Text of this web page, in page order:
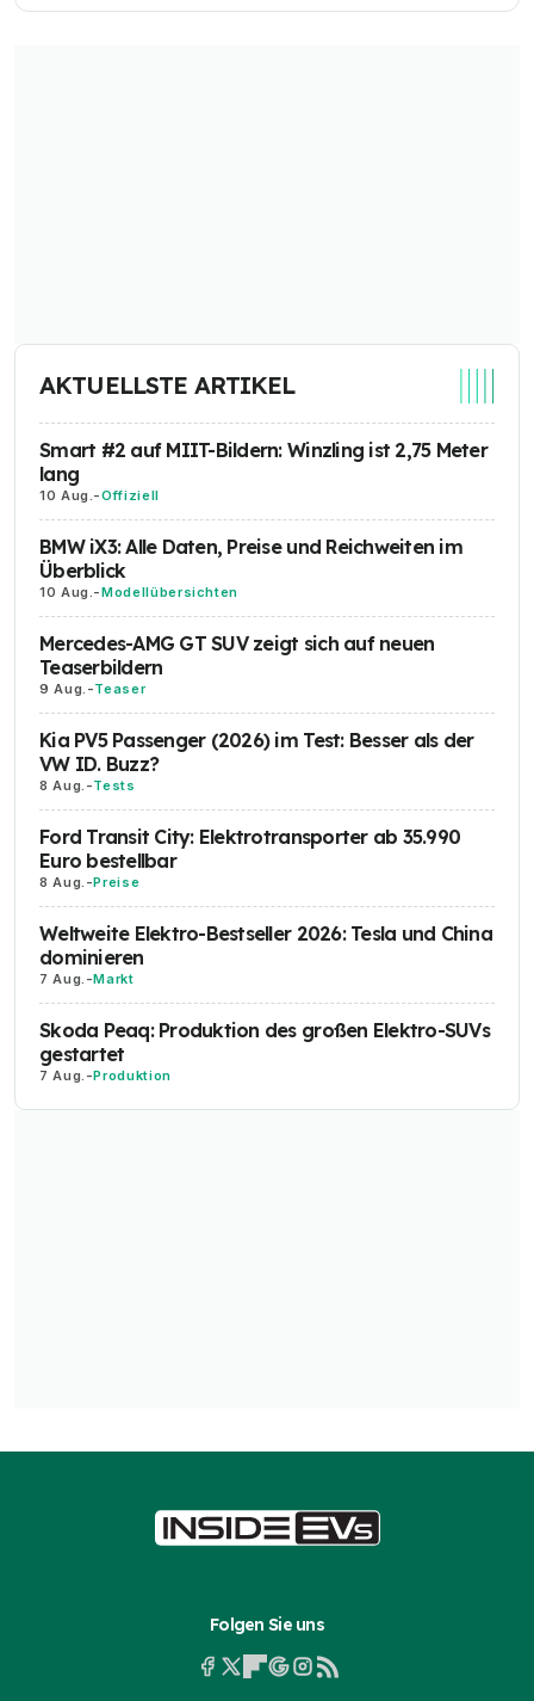
AKTUELLSTE ARTIKEL
Smart #2 auf MIIT-Bildern: Winzling ist 2,75 Meter
lang
10 Aug.-Offiziell
BMW iX3: Alle Daten, Preise und Reichweiten im
Überblick
10 Aug.-Modellübersichten
Mercedes-AMG GT SUV zeigt sich auf neuen
Teaserbildern
9 Aug. -Teaser
Kia PV5 Passenger (2026) im Test: Besser als der
VW ID. Buzz?
8 Aug. -Tests
Ford Transit City: Elektrotransporter ab 35.990
Euro bestellbar
8 Aug. -Preise
Weltweite Elektro-Bestseller 2026: Tesla und China
dominieren
7 Aug. -Markt
Skoda Peaq: Produktion des großen Elektro-SUVs
gestartet
7 Aug. -Produktion
Folgen Sie uns